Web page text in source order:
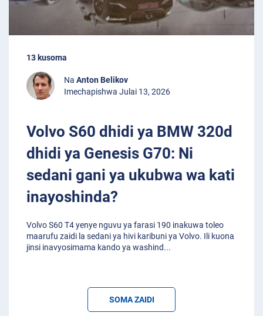
13 kusoma
Na Anton Belikov
Imechapishwa Julai 13, 2026
Volvo S60 dhidi ya BMW 320d
dhidi ya Genesis G70: Ni
sedani gani ya ukubwa wa kati
inayoshinda?
Volvo S60 T4 yenye nguvu ya farasi 190 inakuwa toleo
maarufu zaidi la sedani ya hivi karibuni ya Volvo. Ili kuona
jinsi inavyosimama kando ya washind...
SOMA ZAIDI